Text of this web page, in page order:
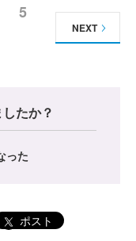
5
NEXT
たか？
った
ポスト